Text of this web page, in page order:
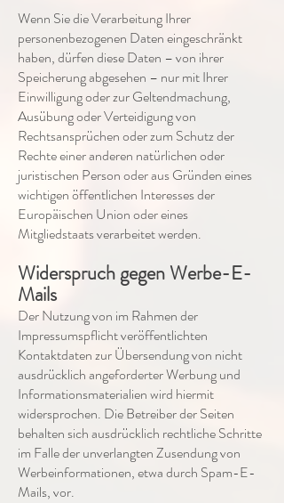
Wenn Sie die Verarbeitung Ihrer
personenbezogenen Daten eingeschränkt
haben, dürfen diese Daten – von ihrer
Speicherung abgesehen – nur mit Ihrer
Einwilligung oder zur Geltendmachung,
Ausübung oder Verteidigung von
Rechtsansprüchen oder zum Schutz der
Rechte einer anderen natürlichen oder
juristischen Person oder aus Gründen eines
wichtigen öffentlichen Interesses der
Europäischen Union oder eines
Mitgliedstaats verarbeitet werden.
Widerspruch gegen Werbe-E-
Mails
Der Nutzung von im Rahmen der
Impressumspflicht veröffentlichten
Kontaktdaten zur Übersendung von nicht
ausdrücklich angeforderter Werbung und
Informationsmaterialien wird hiermit
widersprochen. Die Betreiber der Seiten
behalten sich ausdrücklich rechtliche Schritte
im Falle der unverlangten Zusendung von
Werbeinformationen, etwa durch Spam-E-
Mails, vor.